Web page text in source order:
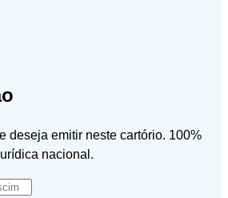
deseja emitir neste cartório. 100%
nacional.